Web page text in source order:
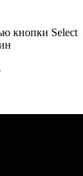
кнопки Select